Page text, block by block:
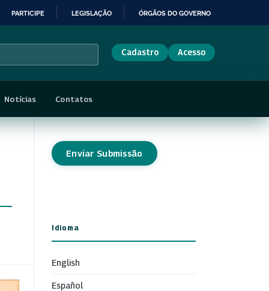
PARTICIPE LEGISLAÇÃO ÓRGÃOS DO GOVERNO
Cadastro Acesso
Notícias Contatos
Enviar Submissão
Idioma
English
Español